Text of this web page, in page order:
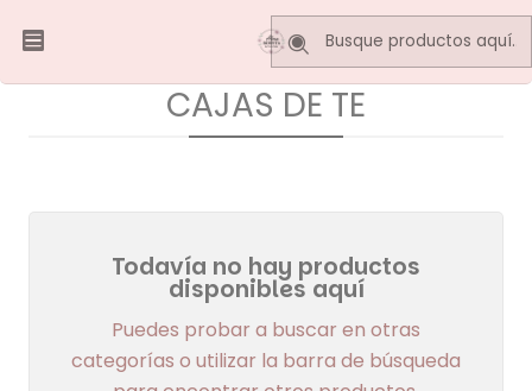
DECO VINTAGE CAJAS DE TE
CAJAS DE TE
Todavía no hay productos
disponibles aquí
Puedes probar a buscar en otras
categorías o utilizar la barra de búsqueda